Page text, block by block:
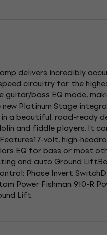
delivers incredibly
circuitry for the
guitar/bass EQ mode,
Platinum Stage
a beautiful, road-ready
and fiddle players. It
volt, high-
EQ for bass or most
and auto Ground
Phase Invert
Power Fishman 910-R
Lift.